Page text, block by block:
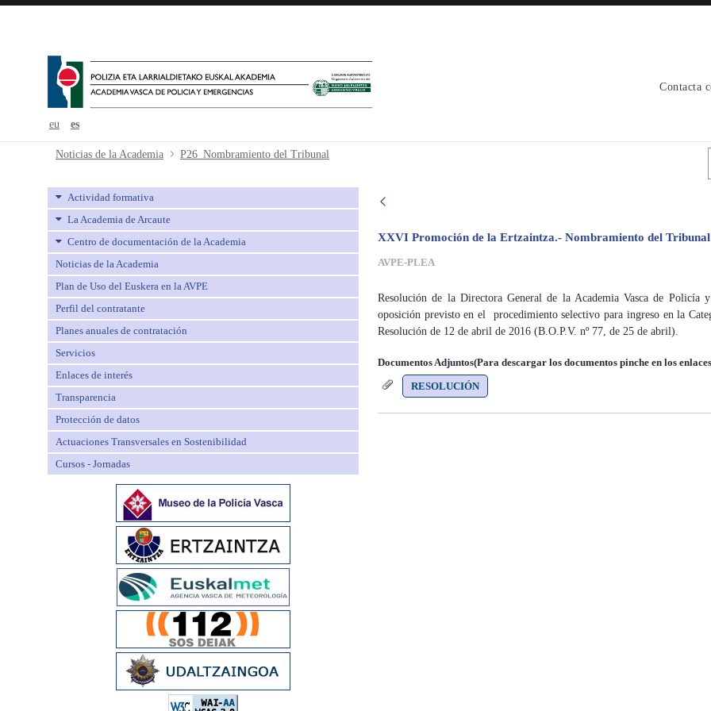
eu es
Contacta
P26_Nombramiento del Tribunal - avpe
Noticias de la Academia P26_Nombramiento del Tribunal
Actividad formativa
La Academia de Arcaute
Centro de documentación de la Academia
Noticias de la Academia
Plan de Uso del Euskera en la AVPE
Perfil del contratante
Planes anuales de contratación
Servicios
Enlaces de interés
Transparencia
Protección de datos
Actuaciones Transversales en Sostenibilidad
Cursos - Jornadas
XXVI Promoción de la Ertzaintza.- Nombramiento del
AVPE-PLEA
Resolución de la Directora General de la Academia Vasca de
oposición previsto en el procedimiento selectivo para ingreso en la
Resolución de 12 de abril de 2016 (B.O.P.V. nº 77, de 25 de abril).
Documentos Adjuntos(Para descargar los documentos pinche en los
RESOLUCIÓN